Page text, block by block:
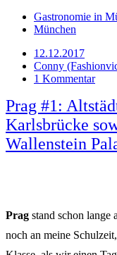
Gastronomie in
München
12.12.2017
Conny
1 Kommentar
Prag #1:
Karlsbrücke
Wallenstein
Prag stand schon lange
noch an meine